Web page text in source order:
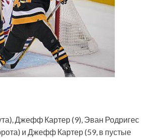
Джефф Картер (9), Эван Родригес
и Джефф Картер (59, в пустые